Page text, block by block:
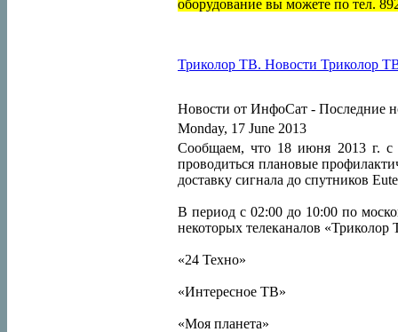
оборудование вы можете по тел.
Триколор ТВ. Новости Триколор
Новости от ИнфоСат - Последние
Monday, 17 June 2013
Сообщаем, что 18 июня 2013 г. с
проводиться плановые
доставку сигнала до спутников
В период с 02:00 до 10:00 по
некоторых телеканалов «Триколор
«24 Техно»
«Интересное ТВ»
«Моя планета»